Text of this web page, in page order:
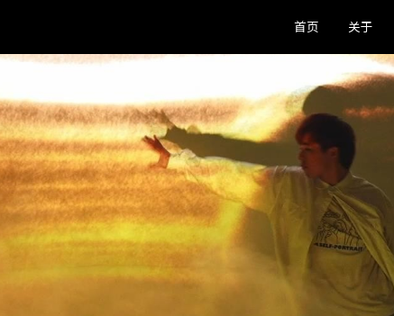
首页 关于